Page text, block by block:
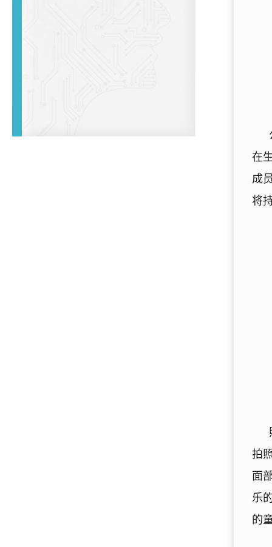
在
成
将
拍
面
乐
的